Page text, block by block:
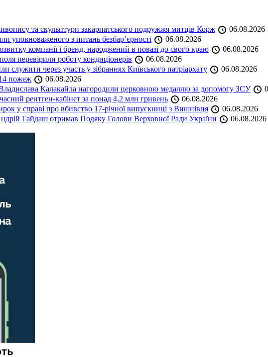
та скульптури закарпатського подружжя митців Корж
06.08.2026
уповноваженого з питань безбар’єрності
06.08.2026
компанії і бренд, народжений в повазі до свого краю
06.08.2026
перевірили роботу кондиціонерів
06.08.2026
служити через участь у зібраннях Київського патріархату
06.08.2026
пожеж
06.08.2026
Владислава Калакайла нагородили церковною медаллю за допомогу ЗСУ
рентген-кабінет за понад 4,2 млн гривень
06.08.2026
у справі про вбивство 17-річної випускниці з Вишнівця
06.08.2026
Гайдаш отримав Подяку Голови Верховної Ради України
06.08.2026